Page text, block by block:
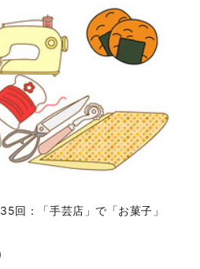
回：「手芸店」で「お菓子」